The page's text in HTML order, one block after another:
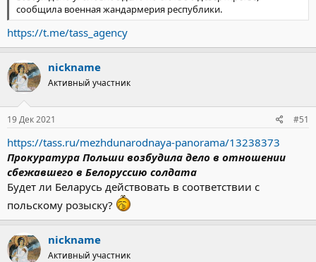
сообщила военная жандармерия республики.
https://t.me/tass_agency
nickname
Активный участник
19 Дек 2021 #51
https://tass.ru/mezhdunarodnaya-panorama/13238373
Прокуратура Польши возбудила дело в отношении
сбежавшего в Белоруссию солдата
Будет ли Беларусь действовать в соответствии с
польскому розыску?
nickname
Активный участник